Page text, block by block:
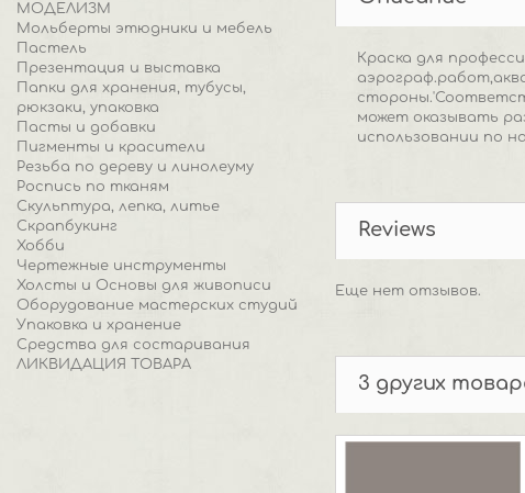
МОДЕЛИЗМ
Мольберты этюдники и мебель
Пастель
Презентация и выставка
Папки для хранения, тубусы,
рюкзаки, упаковка
Пасты и добавки
Пигменты и красители
Резьба по дереву и линолеуму
Роспись по тканям
Скульптура, лепка, литье
Скрапбукинг
Хобби
Чертежные инструменты
Холсты и Основы для живописи
Оборудование мастерских студий
Упаковка и хранение
Средства для состаривания
ЛИКВИДАЦИЯ ТОВАРА
Краска для
может оказывать
использовании по
Reviews
Еще нет отзывов.
3 других